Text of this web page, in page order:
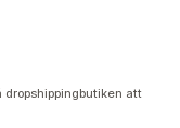
dropshippingbutiken att